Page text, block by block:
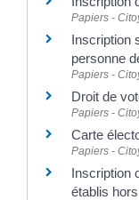
Papiers -
Inscription
personne
Papiers -
Droit de
Papiers -
Carte
Papiers -
Inscription
établis